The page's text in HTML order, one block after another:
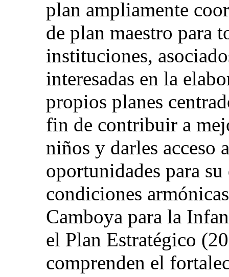
plan ampliamente
de plan maestro para
instituciones,
interesadas en la
propios planes
fin de contribuir a
niños y darles acceso
oportunidades para
condiciones
Camboya para la
el Plan Estratégico
comprenden el